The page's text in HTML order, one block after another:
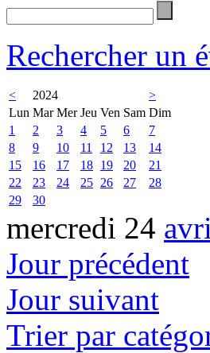
Rechercher un
< 2024
>
Lun Mar Mer Jeu Ven Sam Dim
1
2 3 4 5 6
7
8
9 10 11 12 13
14
15
16 17 18 19 20
21
22
23 24 25 26 27
28
29
30
mercredi 24
Jour précédent
Jour suivant
Trier par